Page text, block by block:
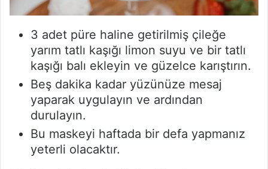
3 adet püre haline getirilmiş çileğe
yarım tatlı kaşığı limon suyu ve bir tatlı
kaşığı balı ekleyin ve güzelce karıştırın.
Beş dakika kadar yüzünüze mesaj
yaparak uygulayın ve ardından
durulayın.
Bu maskeyi haftada bir defa yapmanız
yeterli olacaktır.